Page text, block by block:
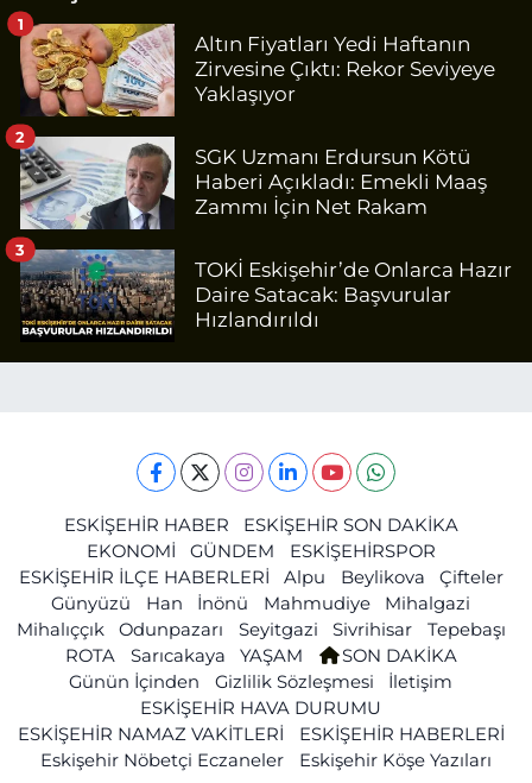
Altın Fiyatları Yedi Haftanın
Zirvesine Çıktı: Rekor Seviyeye
Yaklaşıyor
1
SGK Uzmanı Erdursun Kötü
Haberi Açıkladı: Emekli Maaş
Zammı İçin Net Rakam
2
TOKİ Eskişehir’de Onlarca Hazır
Daire Satacak: Başvurular
Hızlandırıldı
3
ESKİŞEHİR HABER
ESKİŞEHİR SON DAKİKA
EKONOMİ
GÜNDEM
ESKİŞEHİRSPOR
ESKİŞEHİR İLÇE HABERLERİ
Alpu Beylikova
Çifteler
Günyüzü
Han İnönü Mahmudiye
Mihalgazi
Mihalıççık
Odunpazarı Seyitgazi Sivrihisar
Tepebaşı
ROTA
Sarıcakaya YAŞAM
SON DAKİKA
Günün İçinden
Gizlilik Sözleşmesi
İletişim
ESKİŞEHİR HAVA DURUMU
ESKİŞEHİR NAMAZ VAKİTLERİ
ESKİŞEHİR HABERLERİ
Eskişehir Nöbetçi Eczaneler
Eskişehir Köşe Yazıları